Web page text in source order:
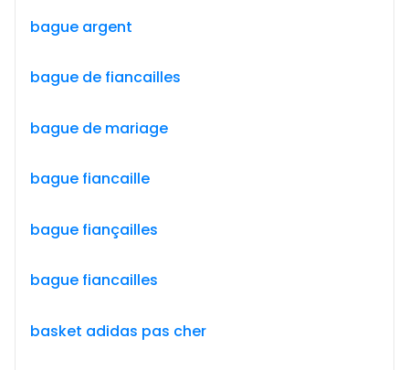
bague argent
bague de fiancailles
bague de mariage
bague fiancaille
bague fiançailles
bague fiancailles
basket adidas pas cher